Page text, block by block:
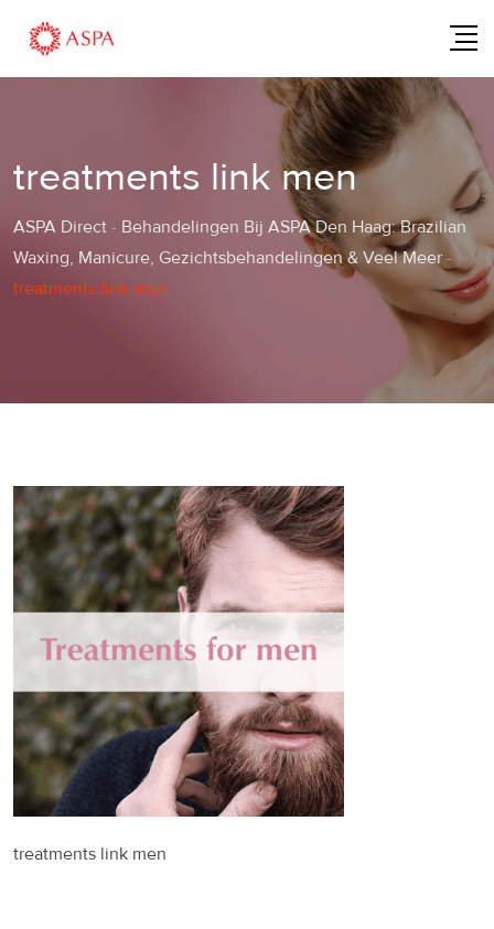
content
treatments link men
ASPA Direct - Behandelingen Bij ASPA Den Haag: Brazilian
Waxing, Manicure, Gezichtsbehandelingen & Veel Meer -
treatments link men
treatments link men